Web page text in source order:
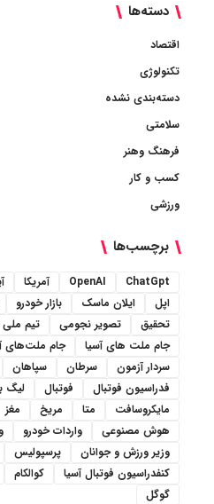
دسته‌ها
اقتصاد
تکنولوژی
دسته‌بندی نشده
سلامتی
فرهنگ وهنر
کسب و کار
ورزشی
برچسب‌ها
ChatGpt
OpenAI آمریکا
اپل
ایلان ماسک بازار خودرو
تحقیق
تصویر نجومی تیم ملی
جام ملت های آسیا
جام ملت‌های
سردار آزمون
سرطان سپاهان
فدراسیون فوتبال
فوتبال لیگ
مایکروسافت
متا مریخ مغز
هوش مصنوعی
واردات خودرو
وزیر ورزش و جوانان
پرسپولیس
کنفدراسیون فوتبال آسیا
کوالکام
گوگل